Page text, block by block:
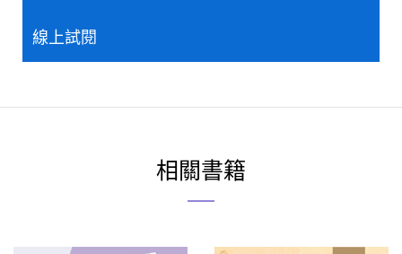
線上試閱
相關書籍